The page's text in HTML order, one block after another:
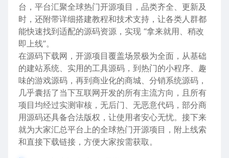
台，平台汇聚全球热门开源项目，品类齐全、更新及
时，还附带详细搭建教程和技术支持，让各类人群都
能快速找到适配的源码资源，实现 “拿来就用、稍改
即上线”。
在源码下载网，开源项目覆盖场景极为全面，从基础
的建站系统、实用的工具源码，到热门的小程序、趣
味的游戏源码，再到商业化的商城、分销系统源码，
几乎囊括了当下互联网开发的所有主流方向，且所有
项目均经过实测审核，无后门、无恶意代码，部分商
用源码还具备合法版权，让使用者安心无忧。接下来
就为大家汇总平台上的全球热门开源项目，附上线索
和直接下载链接，方便大家按需获取。